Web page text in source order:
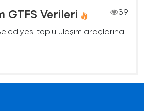
GTFS Verileri
39
toplu ulaşım araçlarına